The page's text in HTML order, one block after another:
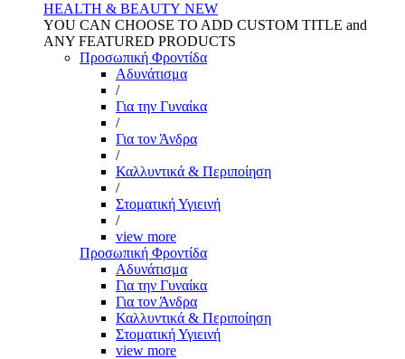
HEALTH & BEAUTY NEW
YOU CAN CHOOSE TO ADD CUSTOM TITLE and
ANY FEATURED PRODUCTS
Προσωπική Φροντίδα
Αδυνάτισμα
/
Για την Γυναίκα
/
Για τον Άνδρα
/
Καλλυντικά & Περιποίηση
/
Στοματική Υγιεινή
/
view more
Προσωπική Φροντίδα
Αδυνάτισμα
Για την Γυναίκα
Για τον Άνδρα
Καλλυντικά & Περιποίηση
Στοματική Υγιεινή
view more